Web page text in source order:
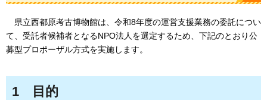
県立西都原考古博物館は、令和8年度の運営支援業務の委託につい
て、受託者候補者となるNPO法人を選定するため、下記のとおり公
募型プロポーザル方式を実施します。
1 目 的